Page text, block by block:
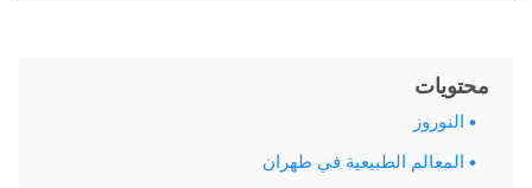
محتويات
النوروز
المعالم الطبيعية في طهران